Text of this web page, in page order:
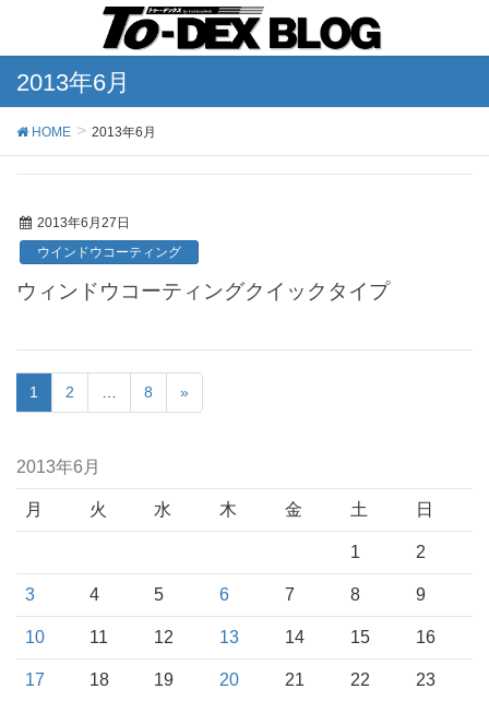
2013年6月
HOME 2013年6月
2013年6月27日
ウインドウコーティング
ウィンドウコーティングクイックタイプ
1 2 8 »
2013年6月
月 火 水 木 金 土 日
1 2
3 4 5 6 7 8 9
10 11 12 13 14 15 16
17 18 19 20 21 22 23